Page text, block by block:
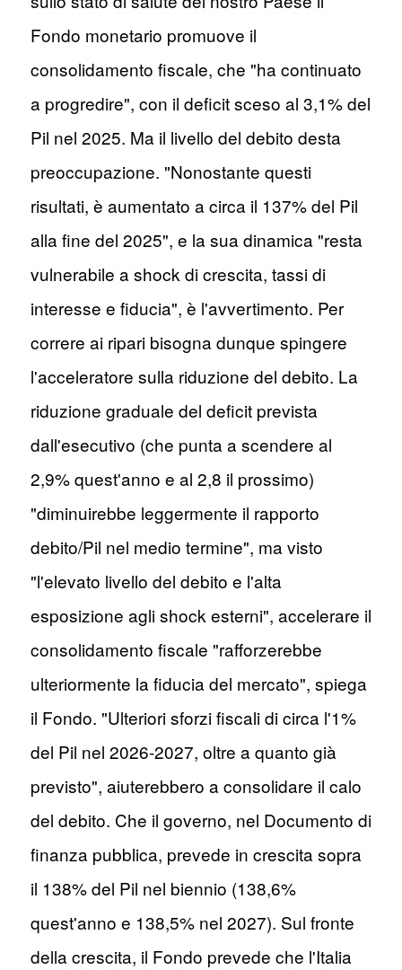
Fondo monetario promuove il
consolidamento fiscale, che "ha continuato
a progredire", con il deficit sceso al 3,1% del
Pil nel 2025. Ma il livello del debito desta
preoccupazione. "Nonostante questi
risultati, è aumentato a circa il 137% del Pil
alla fine del 2025", e la sua dinamica "resta
vulnerabile a shock di crescita, tassi di
interesse e fiducia", è l'avvertimento. Per
correre ai ripari bisogna dunque spingere
l'acceleratore sulla riduzione del debito. La
riduzione graduale del deficit prevista
dall'esecutivo (che punta a scendere al
2,9% quest'anno e al 2,8 il prossimo)
"diminuirebbe leggermente il rapporto
debito/Pil nel medio termine", ma visto
"l'elevato livello del debito e l'alta
esposizione agli shock esterni", accelerare il
consolidamento fiscale "rafforzerebbe
ulteriormente la fiducia del mercato", spiega
il Fondo. "Ulteriori sforzi fiscali di circa l'1%
del Pil nel 2026-2027, oltre a quanto già
previsto", aiuterebbero a consolidare il calo
del debito. Che il governo, nel Documento di
finanza pubblica, prevede in crescita sopra
il 138% del Pil nel biennio (138,6%
quest'anno e 138,5% nel 2027). Sul fronte
della crescita, il Fondo prevede che l'Italia